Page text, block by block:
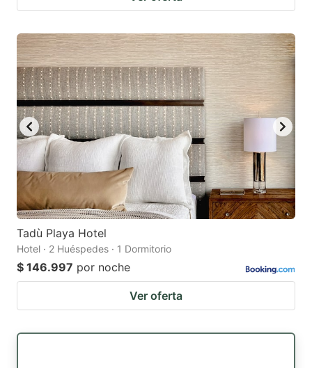
Tadù Playa Hotel
Hotel · 2 Huéspedes · 1 Dormitorio
$ 146.997 por noche
Ver oferta